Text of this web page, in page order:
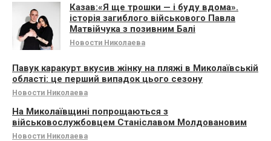
Казав:«Я ще трошки — і буду вдома».
історія загиблого військового Павла
Матвійчука з позивним Балі
Новости Николаева
Павук каракурт вкусив жінку на пляжі в Миколаївській
області: це перший випадок цього сезону
Новости Николаева
На Миколаївщині попрощаються з
військовослужбовцем Станіславом Молдовановим
Новости Николаева